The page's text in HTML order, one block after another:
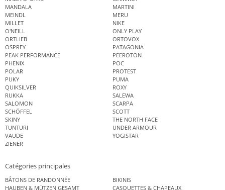
MANDALA
MARTINI
MEINDL
MERU
MILLET
NIKE
O'NEILL
ONLY PLAY
ORTLIEB
ORTOVOX
OSPREY
PATAGONIA
PEAK PERFORMANCE
PEEROTON
PHENIX
POC
POLAR
PROTEST
PUKY
PUMA
QUIKSILVER
ROXY
RUKKA
SALEWA
SALOMON
SCARPA
SCHÖFFEL
SCOTT
SKINY
THE NORTH FACE
TUNTURI
UNDER ARMOUR
VAUDE
YOGISTAR
ZIENER
Catégories principales
BÂTONS DE RANDONNÉE
BIKINIS
HAUBEN & MÜTZEN GESAMT
CASQUETTES & CHAPEAUX